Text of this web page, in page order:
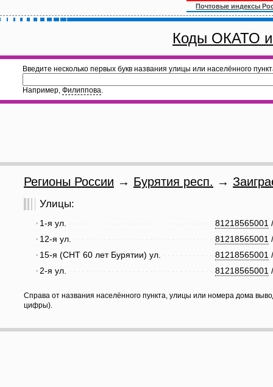
Почтовые индексы
Коды ОКАТО
Введите несколько первых букв названия улицы или населённого
Например, Филиппова.
Регионы России → Бурятия респ. →
Улицы:
81218565001
1-я ул.
81218565001
12-я ул.
81218565001
15-я (СНТ 60 лет Бурятии) ул.
81218565001
2-я ул.
Справа от названия населённого пункта, улицы или номера дома
цифры).